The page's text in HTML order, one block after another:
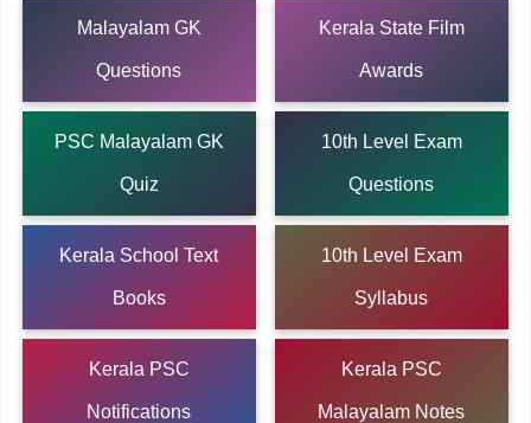
Malayalam GK
Questions
Kerala State Film
Awards
PSC Malayalam GK
Quiz
10th Level Exam
Questions
Kerala School Text
Books
10th Level Exam
Syllabus
Kerala PSC
Notifications
Kerala PSC
Malayalam Notes